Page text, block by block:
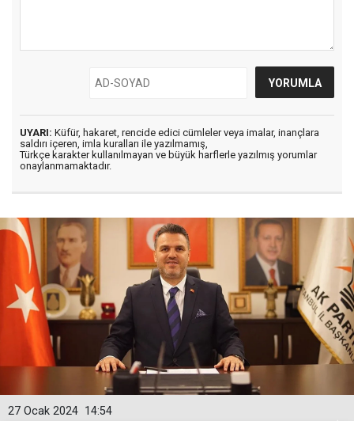
UYARI: Küfür, hakaret, rencide edici cümleler veya imalar, inançlara
saldırı içeren, imla kuralları ile yazılmamış,
Türkçe karakter kullanılmayan ve büyük harflerle yazılmış yorumlar
onaylanmamaktadır.
14:54
27 Ocak 2024